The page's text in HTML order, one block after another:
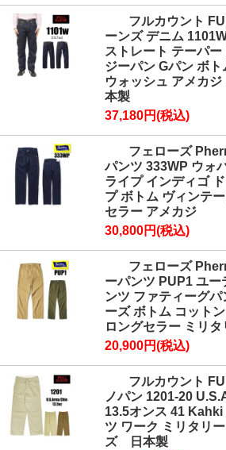
フルカウント
ーンズ デニム
ストレート テーパ
ジーパン Gパン ボ
ウォッシュ アメカジ
本製
37,180円(税込)
フェローズ
パンツ 333WP ウォ
ライプ インディゴ
プ ボトム ヴィンテ
セラー アメカジ
30,800円(税込)
フェローズ
ーパンツ PUP1 ユー
ンツ ファティーグ
ーズ ボトム コット
ロングセラー ミリ
20,900円(税込)
フルカウント
ノパン 1201-20
13.5オンス 41 Kahki
ツ ワーク ミリタリ
ズ 日本製